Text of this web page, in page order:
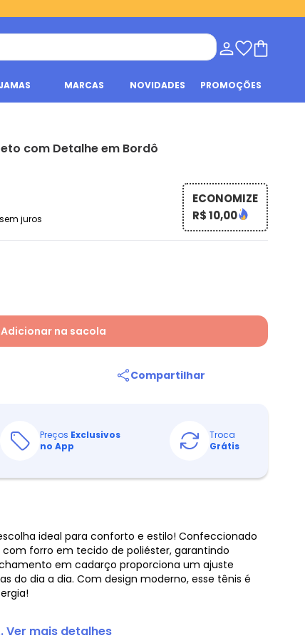
MARCAS NOVIDADES PROMOÇÕES
com Detalhe em Bordô
sem juros
ECONOMIZE
R$ 10,00
Adicionar na sacola
Compartilhar
Preços Exclusivos
no App
Troca
Grátis
ideal para conforto e estilo! Confeccionado
forro em tecido de poliéster, garantindo
em cadarço proporciona um ajuste
do dia a dia. Com design moderno, esse tênis é
Ver mais detalhes